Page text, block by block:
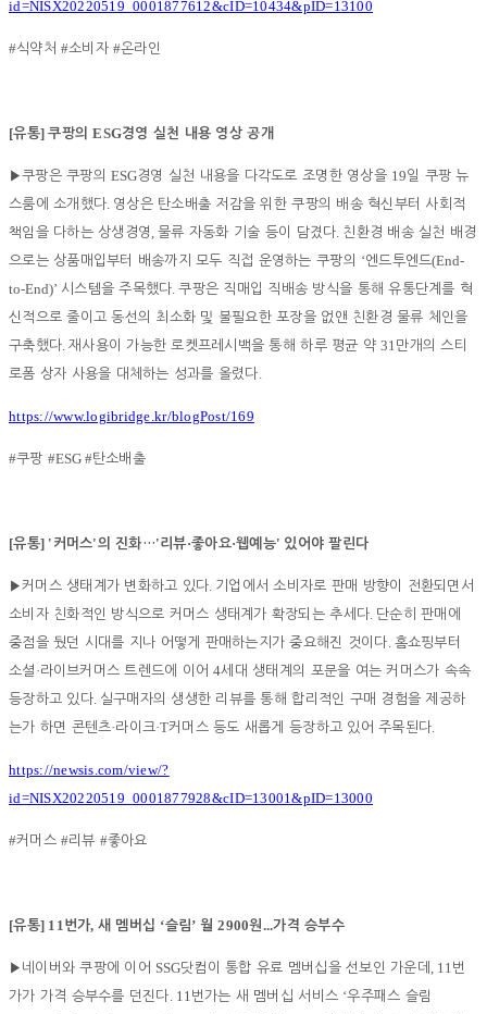
id=NISX20220519_0001877612&cID=10434&pID=13100
#식약처#소비자#온라인
[유통]쿠팡의ESG경영 실천 내용 영상 공개
▶쿠팡은 쿠팡의ESG경영 실천 내용을 다각도로 조명한 영상을 19일 쿠팡 뉴
스룸에 소개했다. 영상은 탄소배출 저감을 위한 쿠팡의 배송 혁신부터 사회적
책임을 다하는 상생경영 ,물류 자동화 기술 등이 담겼다. 친환경 배송 실천 배경
으로는 상품매입부터 배송까지 모두 직접 운영하는 쿠팡의 ‘엔드투엔드(End-
to-End)’ 시스템을 주목했다.쿠팡은 직매입 직배송 방식을 통해 유통단계를 혁
신적으로 줄이고 동선의 최소화 및 불필요한 포장을 없앤 친환경 물류 체인을
구축했다.재사용이 가능한 로켓프레시백을 통해 하루 평균 약31만개의 스티
로폼 상자 사용을 대체하는 성과를 올렸다.
https://www.logibridge.kr/blogPost/169
#쿠팡 #ESG #탄소배출
[유통] ' 커머스'의 진화…'리뷰·좋아요·웹예능' 있어야 팔린다
▶커머스 생태계가 변화하고 있다. 기업에서 소비자로 판매 방향이 전환되면서
소비자 친화적인 방식으로 커머스 생태계가 확장되는 추세다. 단순히 판매에
중점을 뒀던 시대를 지나 어떻게 판매하는지가 중요해진 것이다. 홈쇼핑부터
소셜 ·라이브커머스 트렌드에 이어4세대 생태계의 포문을 여는 커머스가 속속
등장하고 있다. 실구매자의 생생한 리뷰를 통해 합리적인 구매 경험을 제공하
는가 하면 콘텐츠·라이크·T커머스 등도 새롭게 등장하고 있어 주목된다.
https://newsis.com/view/?
id=NISX20220519_0001877928&cID=13001&pID=13000
#커머스#리뷰 #좋아요
[유통] 11번가, 새 멤버십 ‘슬림’ 월2900원...가격 승부수
▶ 네이버와 쿠팡에 이어 SSG닷컴이 통합 유료 멤버십을 선보인 가운데 , 11번
가가 가격 승부수를 던진다. 11번가는 새 멤버십 서비스 ‘우주패스 슬림